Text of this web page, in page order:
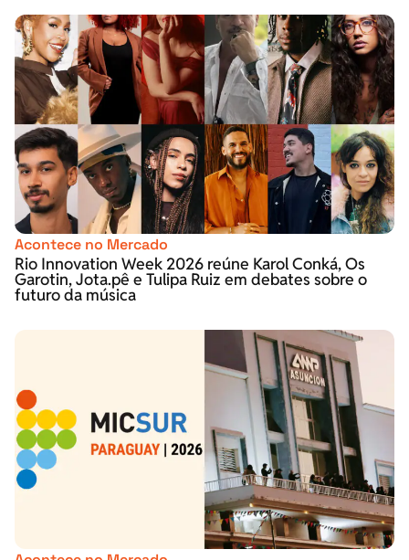
Acontece no Mercado
Rio Innovation Week 2026 reúne Karol Conká, Os
Garotin, Jota.pê e Tulipa Ruiz em debates sobre o
futuro da música